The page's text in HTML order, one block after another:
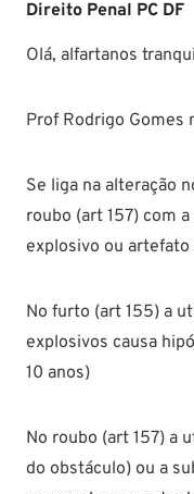
Direito Penal PC DF
Olá, alfartanos
Prof Rodrigo Gomes
Se liga na alteração
roubo (art 157) com
explosivo ou artefato
No furto (art 155) a
explosivos causa
10 anos)
No roubo (art 157) a
do obstáculo) ou a